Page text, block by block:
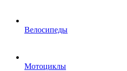
Велосипеды
Мотоциклы